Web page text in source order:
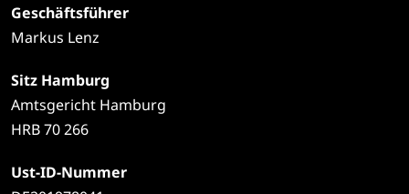
Geschäftsführer
Markus Lenz
Sitz Hamburg
Amtsgericht Hamburg
HRB 70 266
Ust-ID-Nummer